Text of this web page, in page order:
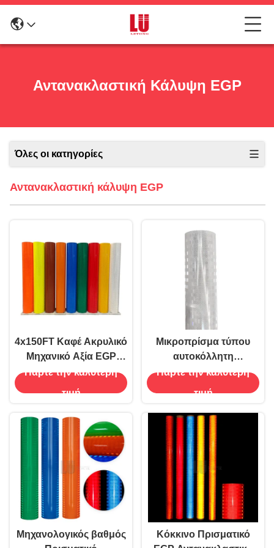
Αντανακλαστική Κάλυψη EGP
Όλες οι κατηγορίες
Αντανακλαστική κάλυψη EGP
4x150FT Καφέ Ακρυλικό
Μηχανικό Αξία EGP
Πρισματικό
πινακίδες
Πάρτε την καλύτερη
τιμή
Μικροπρίσμα τύπου
αυτοκόλλητη
αλουμινοποιημένη
ανακλαστική ταινία Egp
Πάρτε την καλύτερη
τιμή
Μηχανολογικός βαθμός
Κόκκινο Πρισματικό